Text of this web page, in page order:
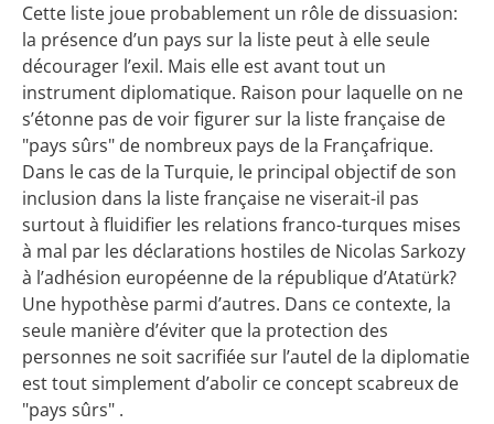
Cette liste joue probablement un rôle de dissuasion:
la présence d’un pays sur la liste peut à elle seule
décourager l’exil. Mais elle est avant tout un
instrument diplomatique. Raison pour laquelle on ne
s’étonne pas de voir figurer sur la liste française de
"pays sûrs" de nombreux pays de la Françafrique.
Dans le cas de la Turquie, le principal objectif de son
inclusion dans la liste française ne viserait-il pas
surtout à fluidifier les relations franco-turques mises
à mal par les déclarations hostiles de Nicolas Sarkozy
à l’adhésion européenne de la république d’Atatürk?
Une hypothèse parmi d’autres. Dans ce contexte, la
seule manière d’éviter que la protection des
personnes ne soit sacrifiée sur l’autel de la diplomatie
est tout simplement d’abolir ce concept scabreux de
"pays sûrs" .